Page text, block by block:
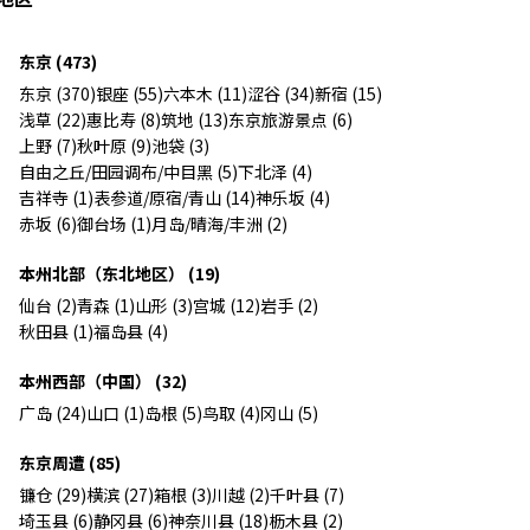
东京 (473)
东京 (370)银座 (55)六本木 (11)涩谷 (34)新宿 (15)
浅草 (22)惠比寿 (8)筑地 (13)东京旅游景点 (6)
上野 (7)秋叶原 (9)池袋 (3)
自由之丘/田园调布/中目黑 (5)下北泽 (4)
吉祥寺 (1)表参道/原宿/青山 (14)神乐坂 (4)
赤坂 (6)御台场 (1)月岛/晴海/丰洲 (2)
本州北部（东北地区） (19)
仙台 (2)青森 (1)山形 (3)宫城 (12)岩手 (2)
秋田县 (1)福岛县 (4)
本州西部（中国） (32)
广岛 (24)山口 (1)岛根 (5)鸟取 (4)冈山 (5)
东京周遭 (85)
镰仓 (29)横滨 (27)箱根 (3)川越 (2)千叶县 (7)
埼玉县 (6)静冈县 (6)神奈川县 (18)枥木县 (2)